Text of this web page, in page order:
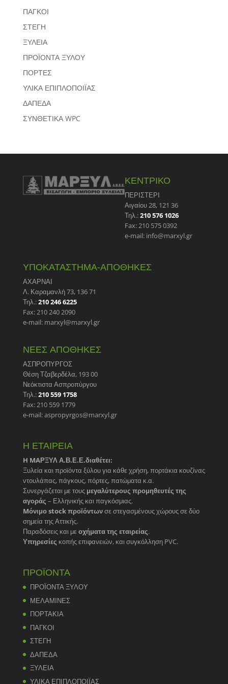
ΠΑΓΚΟΙ
ΣΤΕΓΗ
ΞΥΛΕΙΑ
ΠΡΟΪΟΝΤΑ ΞΥΛΟΥ
ΠΟΡΤΕΣ
ΥΛΙΚΑ ΕΠΙΠΛΟΠΟΙΪΑΣ
ΔΑΠΕΔΑ
ΣΥΝΘΕΤΙΚΑ WPC
ΚΕΝΤΡΙΚΟ
ΠΕΡΙΣΤΕΡΙ
Αιγαίου 28, 121 36
Τηλ.:210 576 1026
Fax: 210 575 0392
e-mail: info@marxyl.gr
ΥΠΟΚΑΤΑΣΤΗΜΑ-ΑΠΟΘΗΚΕΣ
ΑΧΑΡΝΑΙ
Λ. Καραμανλή 73, 136 71
Τηλ.:210 246 6225
Fax: 210 240 2090
e-mail: marxyl@marxyl.gr
ΝΕΕΣ ΑΠΟΘΗΚΕΣ
ΑΣΠΡΟΠΥΡΓΟΣ
Θέση Τζαβερδέλα, 193 00
Νεόκτιστα Ασπροπύργου
Τηλ.:210 559 1758
Fax: 210 559 1779
e-mail: aspropyrgos@marxyl.gr
Η ΕΤΑΙΡΕΙΑ
H MAΡΞΥΛ Α.Β.Ε.Ε.διαθέτει:
Ξυλεία και προϊόντα ξύλου για κάθε χρήση, πορτάκια κουζίνας
ντουλάπας, πάγκους, πόρτες, πατώματα κ.α.
Συνεργάζεται με τους μεγαλύτερους προμηθευτές της
αγοράς – Ελληνικής και παγκόσμιας.
Mόνιμο stock προϊόντωνσε στεγασμένους χώρους σε δύο
σημεία της Αττικής.
Παραδόσεις και μεοχήματα της εταιρείας.
Υπηρεσίες κοπής επιφανειών, και συγκόλληση PVC.
ΠΡΟΪΟΝΤΑ
ΠΡΟΪΟΝΤΑ ΞΥΛΟΥ
ΜΕΛΑΜΙΝΕΣ
ΠΟΡΤΑΚΙΑ
ΠΑΓΚΟΙ
ΣΤΕΓΗ
ΔΑΠΕΔΑ
ΞΥΛΕΙΑ
ΥΛΙΚΑ ΕΠΙΠΛΟΠΟΙΪΑΣ